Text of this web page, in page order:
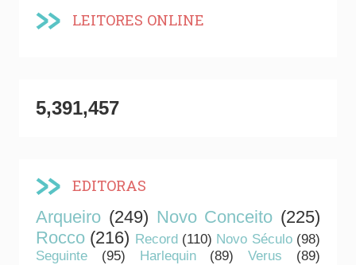
LEITORES ONLINE
5,391,457
EDITORAS
Arqueiro (249) Novo Conceito (225)
Rocco (216) Record (110) Novo Século (98)
Seguinte
(95) Harlequin (89) Verus
(89)